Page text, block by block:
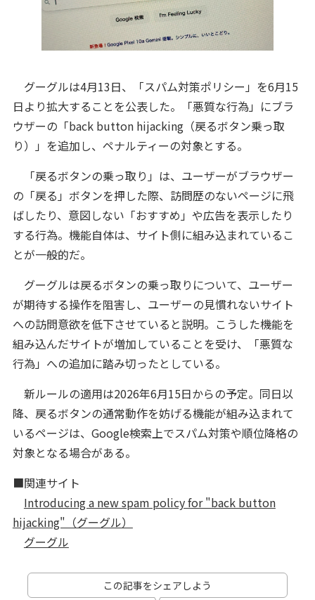
グーグルは4月13日、「スパム対策ポリシー」を6月15
日より拡大することを公表した。「悪質な行為」にブラ
ウザーの「back button hijacking（戻るボタン乗っ取
り）」を追加し、ペナルティーの対象とする。
「戻るボタンの乗っ取り」は、ユーザーがブラウザー
の「戻る」ボタンを押した際、訪問歴のないページに飛
ばしたり、意図しない「おすすめ」や広告を表示したり
する行為。機能自体は、サイト側に組み込まれているこ
とが一般的だ。
グーグルは戻るボタンの乗っ取りについて、ユーザー
が期待する操作を阻害し、ユーザーの見慣れないサイト
への訪問意欲を低下させていると説明。こうした機能を
組み込んだサイトが増加していることを受け、「悪質な
行為」への追加に踏み切ったとしている。
新ルールの適用は2026年6月15日からの予定。同日以
降、戻るボタンの通常動作を妨げる機能が組み込まれて
いるページは、Google検索上でスパム対策や順位降格の
対象となる場合がある。
■関連サイト
Introducing a new spam policy for "back button
hijacking"（グーグル）
グーグル
この記事をシェアしよう